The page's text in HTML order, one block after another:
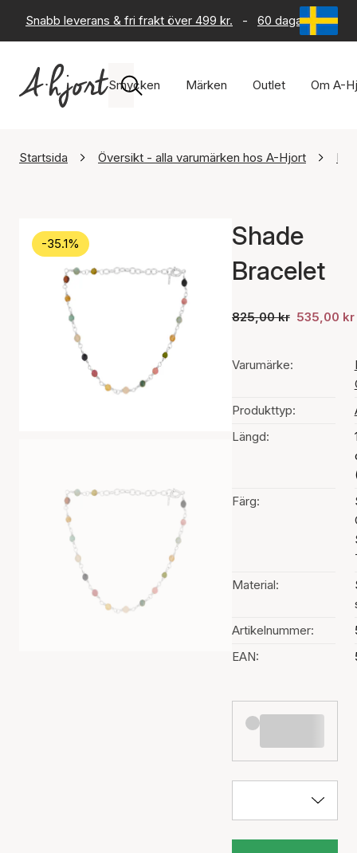
Snabb leverans & fri frakt över 499 kr. - 60 dagars
Smycken Märken Outlet Om A-
Startsida Översikt - alla varumärken hos A-Hjort
-35.1%
Shade
Bracelet
825,00 kr 535,00 kr
Varumärke:
Produkttyp:
Längd:
Färg:
Material:
Artikelnummer:
EAN: